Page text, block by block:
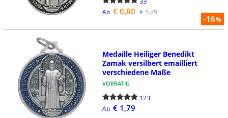
-16%
Ab € 0,60 € 1,29
Medaille Heiliger Benedikt
Zamak versilbert emailliert
verschiedene Maße
VORRÄTIG
123
Ab € 1,79